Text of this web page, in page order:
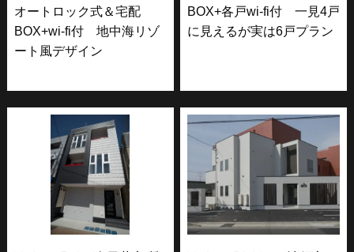
オートロック式＆宅配
BOX+wi-fi付 地中海リゾ
ート風デザイン
BOX+各戸wi-fi付 一見4戸
に見えるが実は6戸プラン